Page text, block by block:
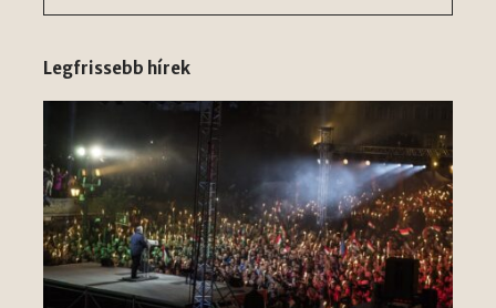
Legfrissebb hírek